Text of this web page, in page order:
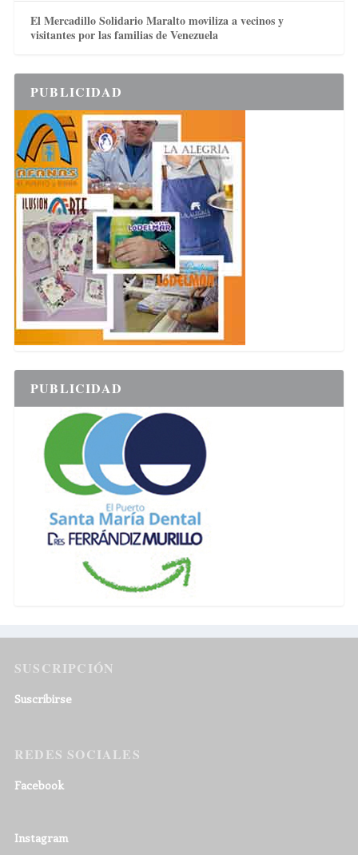
El Mercadillo Solidario Maralto moviliza a vecinos y
visitantes por las familias de Venezuela
PUBLICIDAD
PUBLICIDAD
SUSCRIPCIÓN
Suscribirse
REDES SOCIALES
Facebook
Instagram